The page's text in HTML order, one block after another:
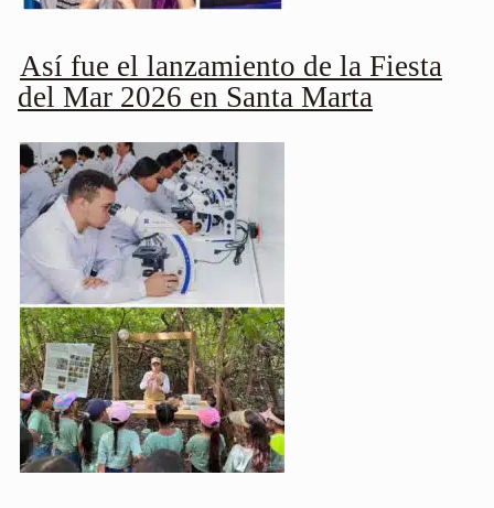
Así fue el lanzamiento de la Fiesta
del Mar 2026 en Santa Marta